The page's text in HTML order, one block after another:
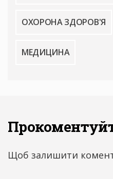
ОХОРОНА ЗДОРОВ'Я
МЕДИЦИНА
Щоб залишити